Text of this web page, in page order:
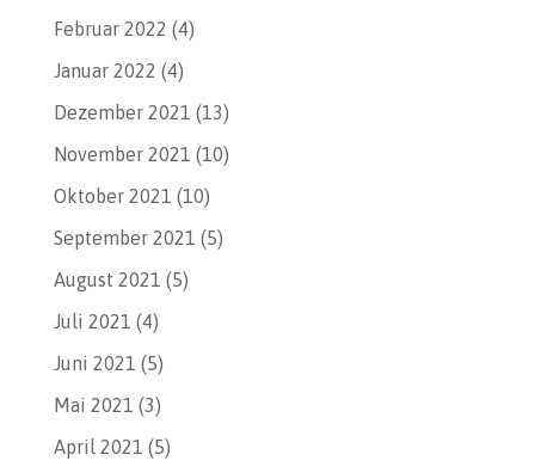
Februar 2022 (4)
Januar 2022 (4)
Dezember 2021 (13)
November 2021 (10)
Oktober 2021 (10)
September 2021 (5)
August 2021 (5)
Juli 2021 (4)
Juni 2021 (5)
Mai 2021 (3)
April 2021 (5)